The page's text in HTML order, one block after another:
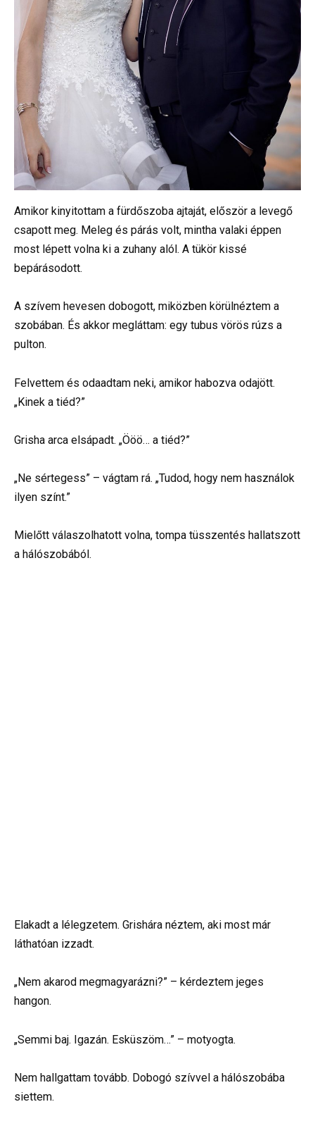
Amikor kinyitottam a fürdőszoba ajtaját, először a levegő
csapott meg. Meleg és párás volt, mintha valaki éppen
most lépett volna ki a zuhany alól. A tükör kissé
bepárásodott.
A szívem hevesen dobogott, miközben körülnéztem a
szobában. És akkor megláttam: egy tubus vörös rúzs a
pulton.
Felvettem és odaadtam neki, amikor habozva odajött.
„Kinek a tiéd?”
Grisha arca elsápadt. „Ööö… a tiéd?”
„Ne sértegess” – vágtam rá. „Tudod, hogy nem használok
ilyen színt.”
Mielőtt válaszolhatott volna, tompa tüsszentés hallatszott
a hálószobából.
Elakadt a lélegzetem. Grishára néztem, aki most már
láthatóan izzadt.
„Nem akarod megmagyarázni?” – kérdeztem jeges
hangon.
„Semmi baj. Igazán. Esküszöm…” – motyogta.
Nem hallgattam tovább. Dobogó szívvel a hálószobába
siettem.